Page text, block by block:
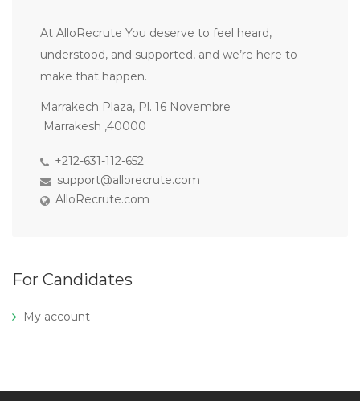
At AlloRecrute You deserve to feel heard,
understood, and supported, and we’re here to
make that happen.
Marrakech Plaza, Pl. 16 Novembre
Marrakesh ,40000
+212-631-112-652
support@allorecrute.com
AlloRecrute.com
For Candidates
My account